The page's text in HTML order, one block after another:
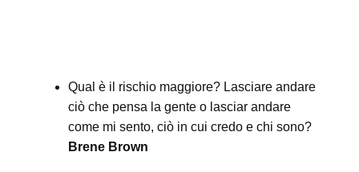
Qual è il rischio maggiore? Lasciare andare
ciò che pensa la gente o lasciar andare
come mi sento, ciò in cui credo e chi sono?
Brene Brown